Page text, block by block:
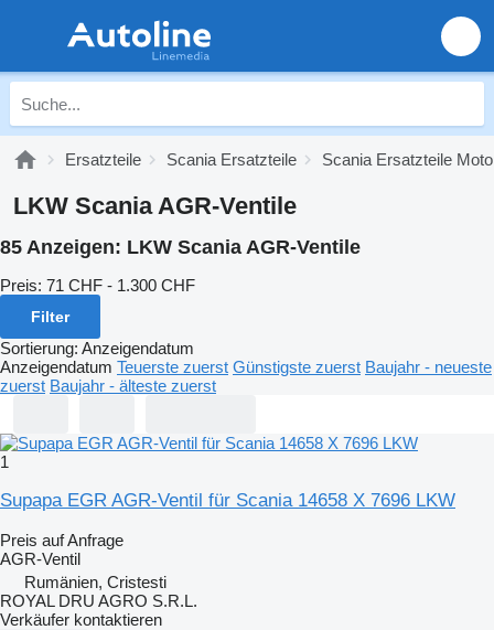
Ersatzteile Scania Ersatzteile Scania Ersatzteile
LKW Scania AGR-Ventile
85 Anzeigen: LKW Scania AGR-Ventile
Preis: 71 CHF - 1.300 CHF
Filter
Sortierung: Anzeigendatum
Anzeigendatum Teuerste zuerst Günstigste zuerst Baujahr - neueste
zuerst Baujahr - älteste zuerst
1
Supapa EGR AGR-Ventil für Scania 14658 X 7696 LKW
Preis auf Anfrage
AGR-Ventil
Rumänien, Cristesti
ROYAL DRU AGRO S.R.L.
Verkäufer kontaktieren